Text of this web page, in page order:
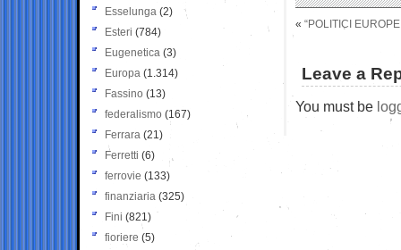
« “POLITICI
Leave a
You must be
Esselunga (2)
Esteri (784)
Eugenetica (3)
Europa (1.314)
Fassino (13)
federalismo (167)
Ferrara (21)
Ferretti (6)
ferrovie (133)
finanziaria (325)
Fini (821)
fioriere (5)